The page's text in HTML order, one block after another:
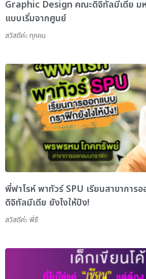
Graphic Design คณะดิจิทัลมีเดีย ม
แบบเริ่มจากศูนย์
สวัสดีค่ะ ทุกคน
พี่ฟาโรห์ พาทัวร์ SPU เรียนสาขากา
ดิจิทัลมีเดีย ยังไงให้ปัง!
สวัสดีค่ะ พี่ชื